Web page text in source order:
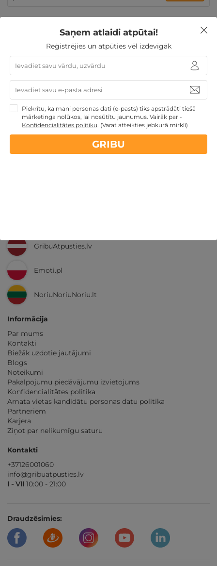
Dāvanas Sieviešu dienā Dāvanas ar SPA
Mātes dienā
Dāvanas VIŅAM
Dāvanas līdz 100€
Atpūta Latvijā
GribuAtpusties.lv
Emoti.pl
NoriuNoriuNoriu.lt
Informācija
Par mums
Kontakti
Biežāk uzdotie jautājumi
Blogs
Noteikumi
Pakalpojumu piedāvājumu izvietojums
Konfidencialitātes politika
Amata vietas kandidātu personas datu politika
Partneriem
Karjera
Ziņot par nelikumīgu saturu
Kontakti
+37126001060
info@gribuatpusties.lv
I - VII 10:00 - 21:00
Draudzēsimies:
Saņem atlaidi atpūtai!
Reģistrējies un atpūties vēl izdevīgāk
Piekrītu, ka mani personas dati (e-pasts) tiks apstrādāti tiešā
mārketinga nolūkos, lai nosūtītu jaunumus. Vairāk par -
Konfidencialitātes politiku. (Varat atteikties jebkurā mirklī)
GRIBU